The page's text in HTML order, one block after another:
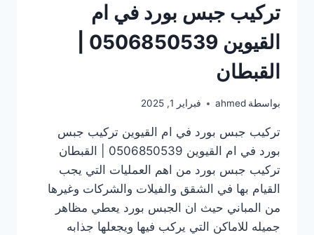
تركيب جبس بورد في ام
القبطان
بواسطة ahmed فبراير 1, 2025
تركيب جبس بورد في ام القيوين تركيب جبس
بورد في ام القيوين 0506850539 | القبطان
تركيب جبس بورد من اهم العمليات التي يجب
القيام بها في الشقق والفيلات والشركات وغيرها
من المباني حيث ان الجبس بورد يعطي مظاهر
جميله للاماكن التي يركب فيها ويجعلها جذابه